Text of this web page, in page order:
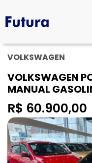
VOLKSWAGEN
VOLKSWAGEN
MANUAL
R$ 60.900,00